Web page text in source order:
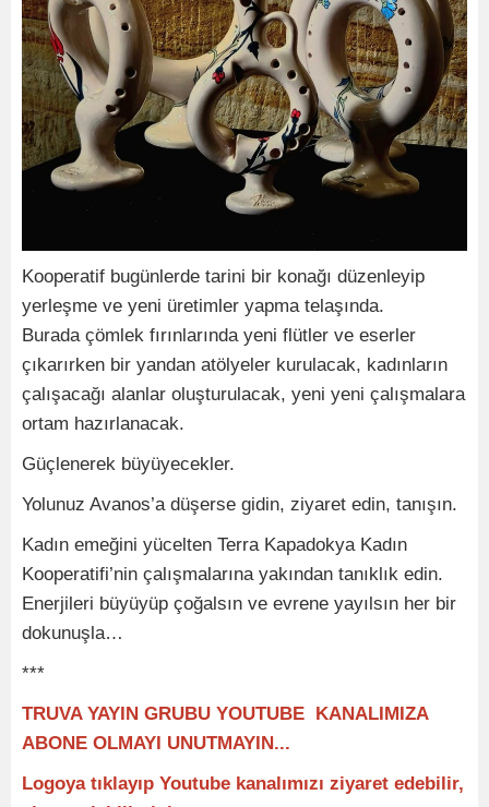
Kooperatif bugünlerde tarini bir konağı düzenleyip
yerleşme ve yeni üretimler yapma telaşında.
Burada çömlek fırınlarında yeni flütler ve eserler
çıkarırken bir yandan atölyeler kurulacak, kadınların
çalışacağı alanlar oluşturulacak, yeni yeni çalışmalara
ortam hazırlanacak.
Güçlenerek büyüyecekler.
Yolunuz Avanos’a düşerse gidin, ziyaret edin, tanışın.
Kadın emeğini yücelten Terra Kapadokya Kadın
Kooperatifi’nin çalışmalarına yakından tanıklık edin.
Enerjileri büyüyüp çoğalsın ve evrene yayılsın her bir
dokunuşla…
***
TRUVA YAYIN GRUBU YOUTUBE KANALIMIZA
ABONE OLMAYI UNUTMAYIN...
Logoya tıklayıp Youtube kanalımızı ziyaret edebilir,